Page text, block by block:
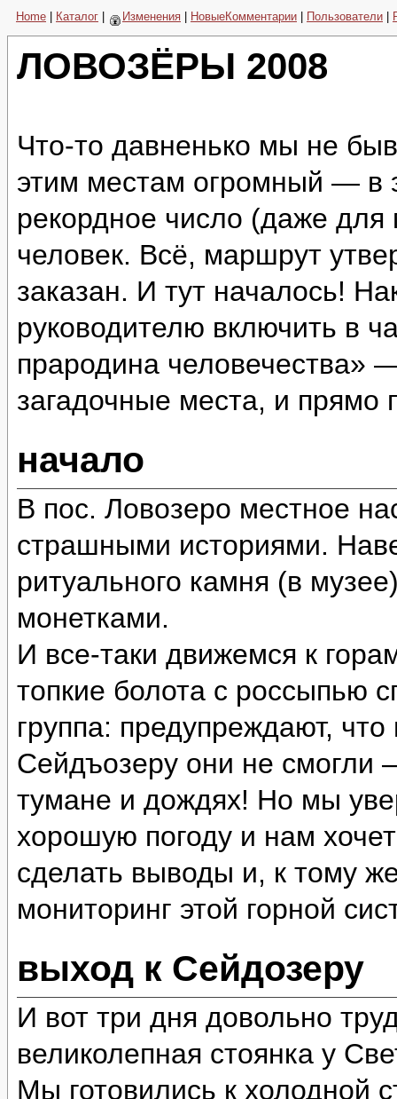
Home Каталог Изменения НовыеКомментарии Пользователи
ЛОВОЗЁРЫ 2008
Что-то давненько мы не
этим местам огромный — в
рекордное число (даже
человек. Всё, маршрут
заказан. И тут началось!
руководителю включить в
прародина человечества»
загадочные места, и
начало
В пос. Ловозеро местное
страшными историями.
ритуального камня (в
монетками.
И все-таки движемся к
топкие болота с россыпью
группа: предупреждают,
Сейдъозеру они не смогли
тумане и дождях! Но мы
хорошую погоду и нам
сделать выводы и, к тому
мониторинг этой горной
выход к Сейдозеру
И вот три дня довольно
великолепная стоянка у
Мы готовились к холодной